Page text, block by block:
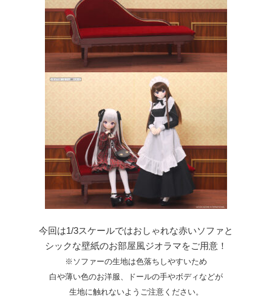
今回は1/3スケールではおしゃれな赤いソファと
シックな壁紙のお部屋風ジオラマをご用意！
※ ソファーの生地は色落ちしやすいため
白や薄い色のお洋服、ドールの手やボディなどが
生地に触れないようご注意ください。